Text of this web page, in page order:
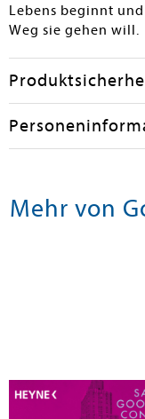
Lebens beginnt
Weg sie gehen will.
Mehr von